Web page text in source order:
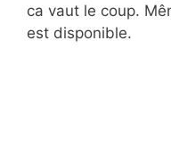
ca vaut le coup.
est disponible.